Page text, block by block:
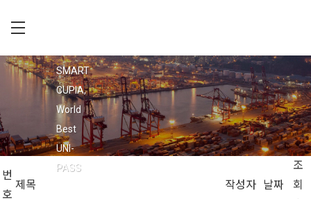
content
C
U
P
I
A
SMART
CUPIA,
World
Best
UNI-
PASS
회사소개
공지사항
채용정보
오시는 길
번
호
제목 작성자 날짜
조
회